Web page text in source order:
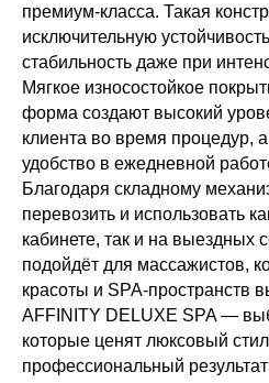
премиум-класса. Такая
исключительную
стабильность даже при
Мягкое износостойкое
форма создают высокий
клиента во время процедур,
удобство в ежедневной
Благодаря складному
перевозить и использовать
кабинете, так и на выездных
подойдёт для массажистов,
красоты и SPA-пространств
AFFINITY DELUXE SPA —
которые ценят люксовый
профессиональный